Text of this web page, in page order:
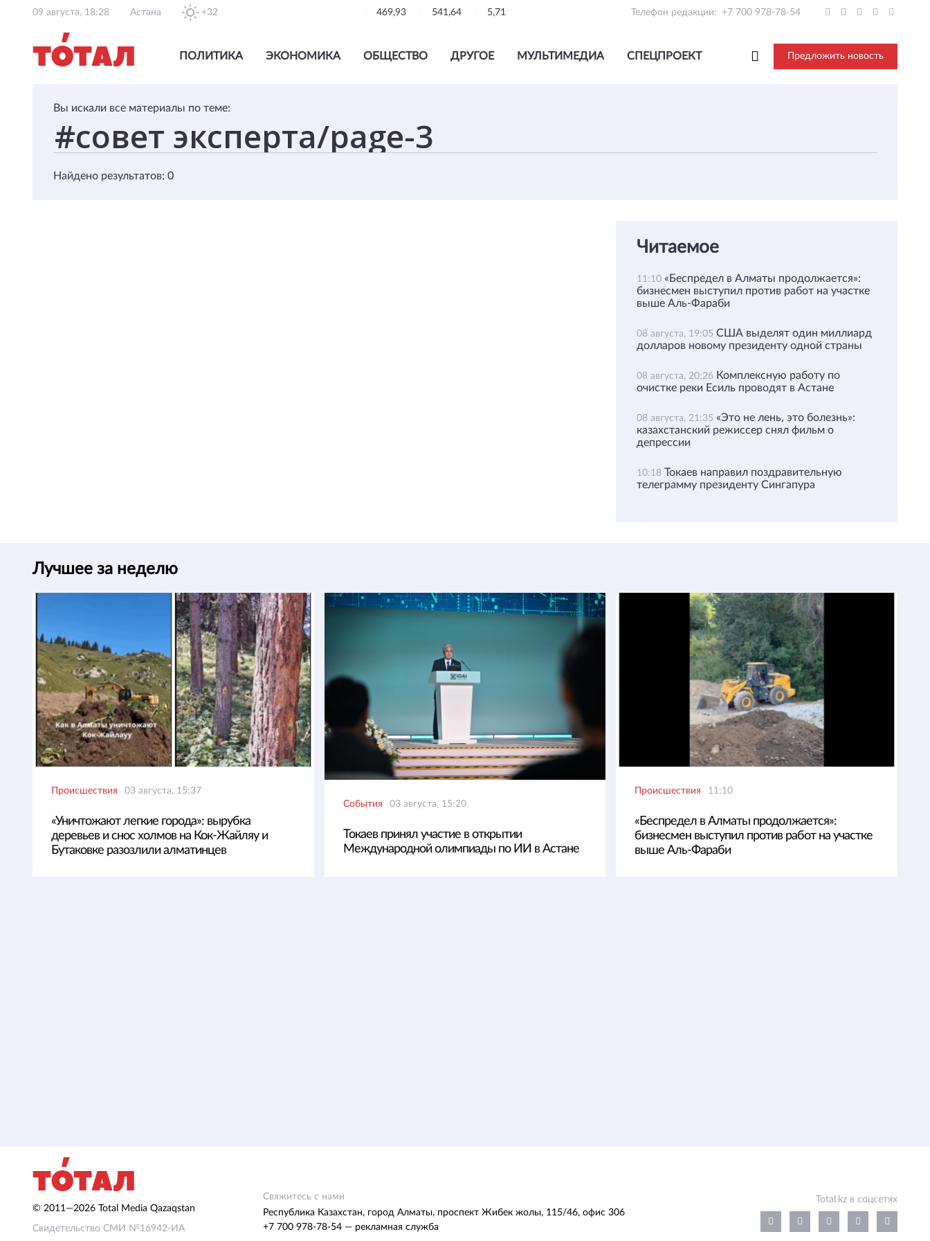
09 августа, 18:28 Астана +32 469,93 541,64 5,71 Телефон редакции: +7 700 978-78-54
ПОЛИТИКА ЭКОНОМИКА ОБЩЕСТВО ДРУГОЕ МУЛЬТИМЕДИА СПЕЦПРОЕКТ Предложить новость
Вы искали все материалы по теме:
Найдено результатов: 0
Читаемое
11:10 «Беспредел в Алматы продолжается»:
бизнесмен выступил против работ на участке
выше Аль-Фараби
08 августа, 19:05 США выделят один миллиард
долларов новому президенту одной страны
08 августа, 20:26 Комплексную работу по
очистке реки Есиль проводят в Астане
08 августа, 21:35 «Это не лень, это болезнь»:
казахстанский режиссер снял фильм о
депрессии
10:18 Токаев направил поздравительную
телеграмму президенту Сингапура
Лучшее за неделю
Происшествия 03 августа, 15:37
«Уничтожают легкие города»: вырубка
деревьев и снос холмов на Кок-Жайляу и
Бутаковке разозлили алматинцев
События 03 августа, 15:20
Токаев принял участие в открытии
Международной олимпиады по ИИ в Астане
Происшествия 11:10
«Беспредел в Алматы продолжается»:
бизнесмен выступил против работ на участке
выше Аль-Фараби
© 2011—2026 Total Media Qazaqstan
Свидетельство СМИ №16942-ИА
Свяжитесь с нами
Республика Казахстан, город Алматы, проспект Жибек жолы, 115/46, офис 306
+7 700 978-78-54 — рекламная служба
Total.kz в соцсетях